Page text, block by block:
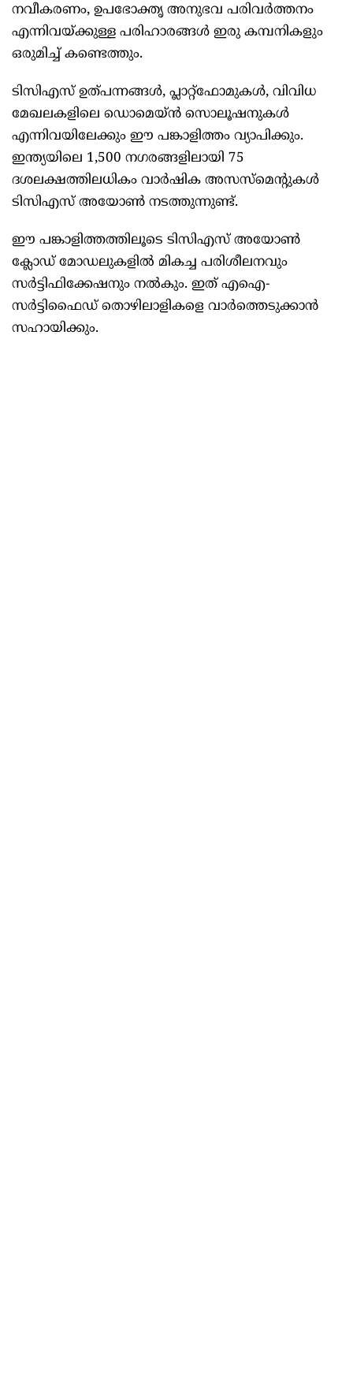
നവീകരണം, ഉപഭോക്തൃ അനുഭവ പരിവർത്തനം
എന്നിവയ്ക്കുള്ള പരിഹാരങ്ങൾ ഇരു കമ്പനികളും
ഒരുമിച്ച് കണ്ടെത്തും.
ടിസിഎസ് ഉത്പന്നങ്ങൾ, പ്ലാറ്റ്‌ഫോമുകൾ, വിവിധ
മേഖലകളിലെ ഡൊമെയ്ൻ സൊലൂഷനുകള്‍
എന്നിവയിലേക്കും ഈ പങ്കാളിത്തം വ്യാപിക്കും.
ഇന്ത്യയിലെ 1,500 നഗരങ്ങളിലായി 75
ദശലക്ഷത്തിലധികം വാർഷിക അസസ്‌മെന്‍റുകൾ
ടിസിഎസ് അയോൺ നടത്തുന്നുണ്ട്.
ഈ പങ്കാളിത്തത്തിലൂടെ ടിസിഎസ് അയോൺ
ക്ലോഡ് മോഡലുകളിൽ മികച്ച പരിശീലനവും
സർട്ടിഫിക്കേഷനും നൽകും. ഇത് എഐ-
സർട്ടിഫൈഡ് തൊഴിലാളികളെ വാർത്തെടുക്കാൻ
സഹായിക്കും.